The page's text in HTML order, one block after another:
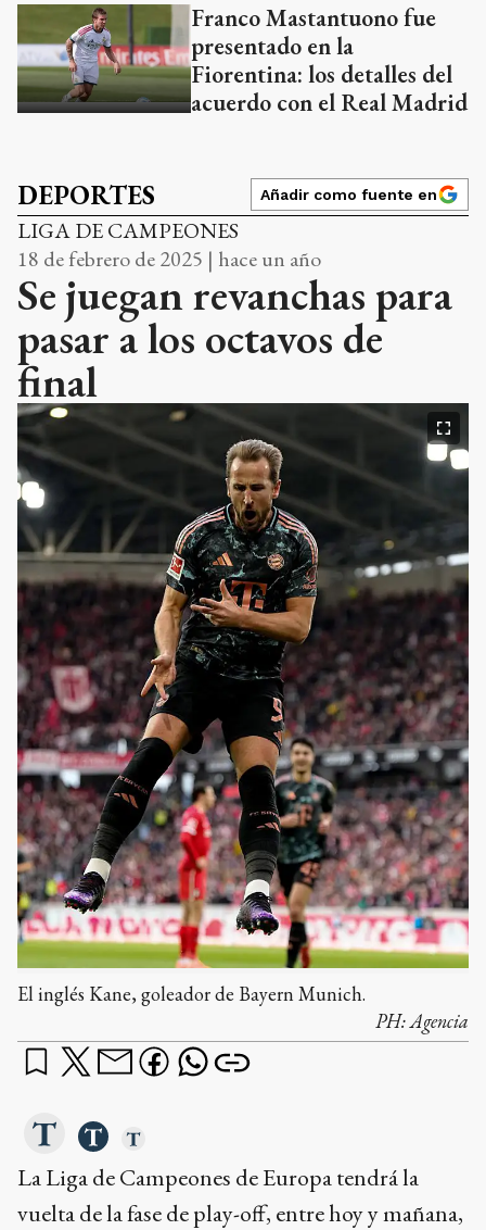
Franco Mastantuono fue
presentado en la
Fiorentina: los detalles del
acuerdo con el Real Madrid
DEPORTES Añadir como fuente en
LIGA DE CAMPEONES
18 de febrero de 2025 | hace un año
Se juegan revanchas para
pasar a los octavos de
final
El inglés Kane, goleador de Bayern Munich.
PH:Agencia
La Liga de Campeones de Europa tendrá la
vuelta de la fase de play-off, entre hoy y mañana,